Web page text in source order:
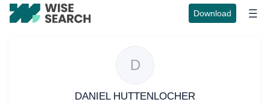
Download
D
DANIEL HUTTENLOCHER